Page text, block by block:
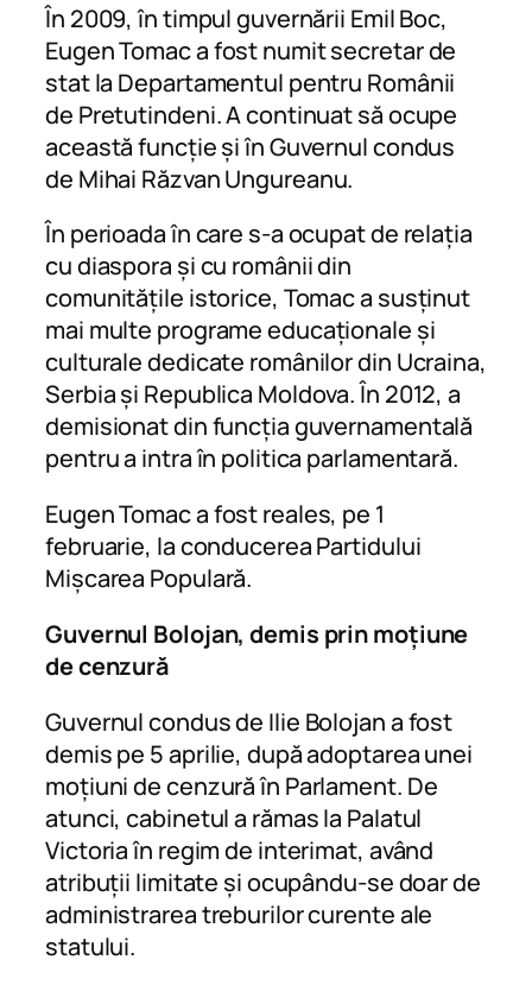
În 2009, în timpul guvernării Emil Boc,
Eugen Tomac a fost numit secretar de
stat la Departamentul pentru Românii
de Pretutindeni. A continuat să ocupe
această funcție și în Guvernul condus
de Mihai Răzvan Ungureanu.
În perioada în care s-a ocupat de relația
cu diaspora și cu românii din
comunitățile istorice, Tomac a susținut
mai multe programe educaționale și
culturale dedicate românilor din Ucraina,
Serbia și Republica Moldova. În 2012, a
demisionat din funcția guvernamentală
pentru a intra în politica parlamentară.
Eugen Tomac a fost reales, pe 1
februarie, la conducerea Partidului
Mișcarea Populară.
Guvernul Bolojan, demis prin moțiune
de cenzură
Guvernul condus de Ilie Bolojan a fost
demis pe 5 aprilie, după adoptarea unei
moțiuni de cenzură în Parlament. De
atunci, cabinetul a rămas la Palatul
Victoria în regim de interimat, având
atribuții limitate și ocupându-se doar de
administrarea treburilor curente ale
statului.